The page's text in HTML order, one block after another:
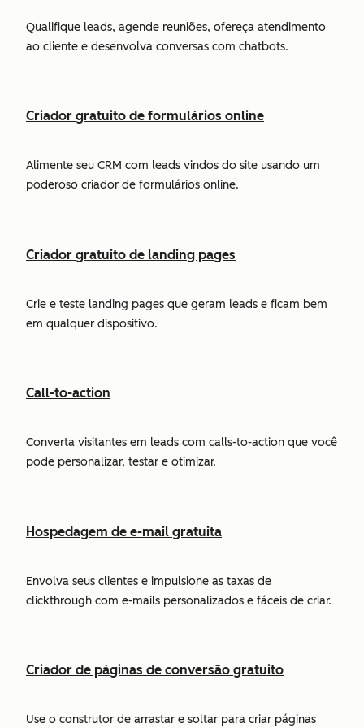
Qualifique leads, agende reuniões, ofereça atendimento
ao cliente e desenvolva conversas com chatbots.
Criador gratuito de formulários online
Alimente seu CRM com leads vindos do site usando um
poderoso criador de formulários online.
Criador gratuito de landing pages
Crie e teste landing pages que geram leads e ficam bem
em qualquer dispositivo.
Call-to-action
Converta visitantes em leads com calls-to-action que você
pode personalizar, testar e otimizar.
Hospedagem de e-mail gratuita
Envolva seus clientes e impulsione as taxas de
clickthrough com e-mails personalizados e fáceis de criar.
Criador de páginas de conversão gratuito
Use o construtor de arrastar e soltar para criar páginas